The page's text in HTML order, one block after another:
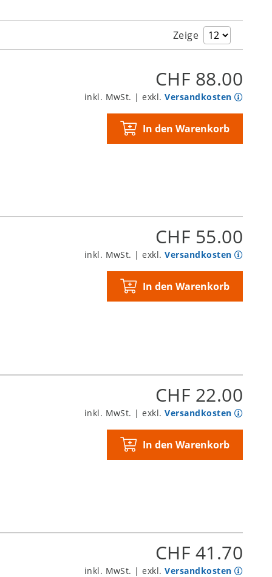
Zeige
CHF 88.00
inkl. MwSt. | exkl.Versandkosten
In den Warenkorb
CHF 55.00
inkl. MwSt. | exkl.Versandkosten
In den Warenkorb
CHF 22.00
inkl. MwSt. | exkl.Versandkosten
In den Warenkorb
CHF 41.70
inkl. MwSt. | exkl.Versandkosten